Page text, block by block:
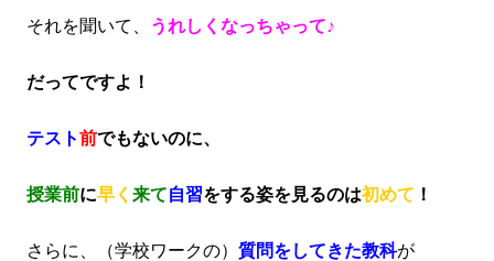
それを聞いて、 うれしくなっちゃって♪
だってですよ！
テスト前でもないのに、
授業前に早く 来て自習をする姿を見るのは初めて ！
さらに、（学校ワークの） 質問をしてきた教科が